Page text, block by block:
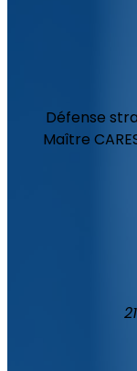
Défense
Maître